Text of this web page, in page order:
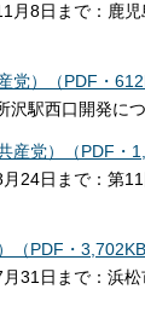
月8日まで：鹿
党）（PDF・
沢駅西口開発に
産党）（PDF・
24日まで：第
（PDF・3,702KB
31日まで：浜